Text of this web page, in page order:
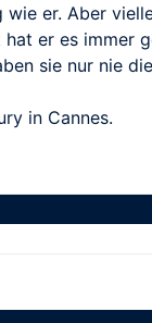
wie er. Aber
er es immer
sie nur nie
in Cannes.